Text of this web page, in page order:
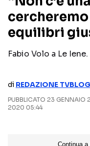
PERSONAGGI TV
Streaming
NETFLIX
AMAZON PRIME
equilibri
Fabio Volo a Le
di REDAZIONE TVBLOG
PUBBLICATO 23 GENNAIO
2020 05:44